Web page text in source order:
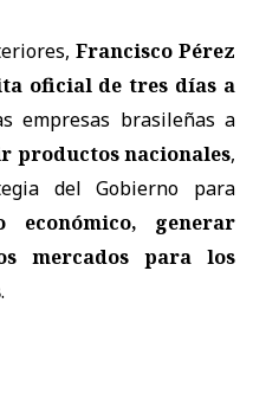
Francisco Pérez
oficial de tres días a
empresas brasileñas a
productos nacionales,
del Gobierno para
generar
mercados para los
.